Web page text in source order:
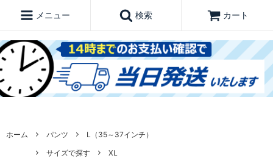
メニュー 検索 カート
ホーム パンツ
L（35～37インチ）
サイズで探す
XL